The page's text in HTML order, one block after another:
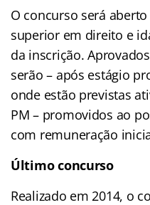
O concurso será
superior em direito e
da inscrição.
serão – após estágio
onde estão previstas
PM – promovidos ao
com remuneração
Último concurso
Realizado em 2014, o